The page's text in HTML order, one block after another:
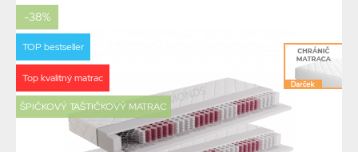
-38%
TOP bestseller
Top kvalitný matrac
ŠPIČKOVÝ TAŠTIČKOVÝ MATRAC